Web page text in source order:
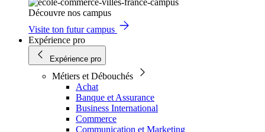
Découvre nos campus
Visite ton futur campus
Expérience pro
Expérience pro
Métiers et Débouchés
Achat
Banque et Assurance
Business International
Commerce
Communication et Marketing